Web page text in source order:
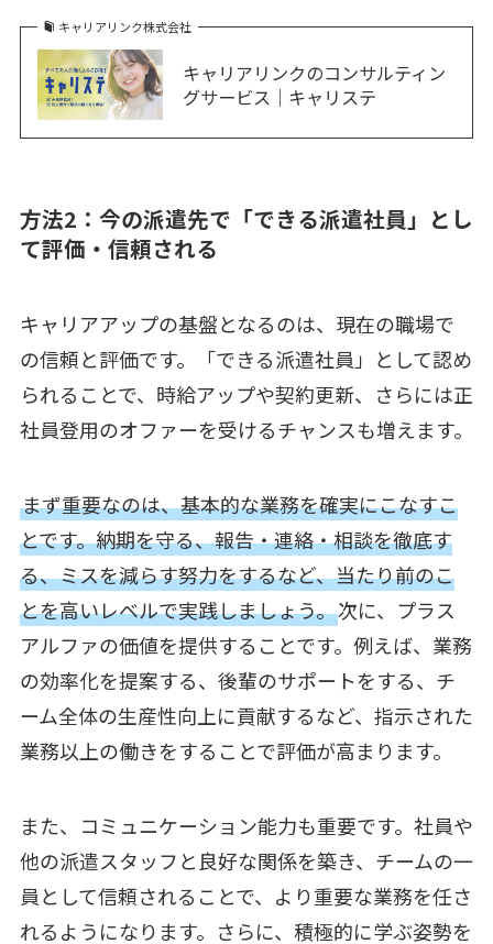
キャリアリンク株式会社
キャリアリンクのコンサルティン
グサービス｜キャリステ
方法2：今の派遣先で「できる派遣社員」とし
て評価・信頼される
キャリアアップの基盤となるのは、現在の職場で
の信頼と評価です。「できる派遣社員」として認め
られることで、時給アップや契約更新、さらには正
社員登用のオファーを受けるチャンスも増えます。
まず重要なのは、基本的な業務を確実にこなすこ
とです。納期を守る、報告・連絡・相談を徹底す
る、ミスを減らす努力をするなど、当たり前のこ
とを高いレベルで実践しましょう。次に、プラス
アルファの価値を提供することです。例えば、業務
の効率化を提案する、後輩のサポートをする、チ
ーム全体の生産性向上に貢献するなど、指示された
業務以上の働きをすることで評価が高まります。
また、コミュニケーション能力も重要です。社員や
他の派遣スタッフと良好な関係を築き、チームの一
員として信頼されることで、より重要な業務を任さ
れるようになります。さらに、積極的に学ぶ姿勢を